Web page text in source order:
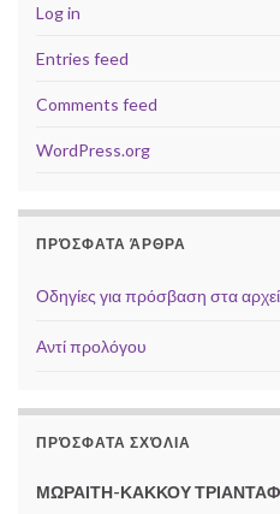
Log in
Entries feed
Comments feed
WordPress.org
ΠΡΌΣΦΑΤΑ ΆΡΘΡΑ
Οδηγίες για πρόσβαση στα
Αντί προλόγου
ΠΡΌΣΦΑΤΑ ΣΧΌΛΙΑ
ΜΩΡΑΙΤΗ-ΚΑΚΚΟΥ